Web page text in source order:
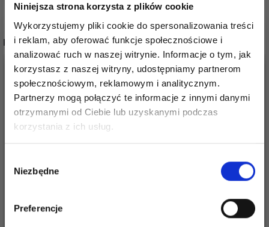
Niniejsza strona korzysta z plików cookie
Wykorzystujemy pliki cookie do spersonalizowania treści
i reklam, aby oferować funkcje społecznościowe i
analizować ruch w naszej witrynie. Informacje o tym, jak
korzystasz z naszej witryny, udostępniamy partnerom
społecznościowym, reklamowym i analitycznym.
Partnerzy mogą połączyć te informacje z innymi danymi
otrzymanymi od Ciebie lub uzyskanymi podczas
korzystania z ich usług.
zgody
Niezbędne
Preferencje
POPULARNE ALTERNATYWY
50%Promocja
HOBBYARTS GUZIKI Z
50%Promocja
HOBBYARTS GUZIKI Z
MASY PERŁOWEJ
Oszczędź nawet do 50%
miłośników włóczek i uzyskaj wyłączny
dostęp do inspirujących wzorów na druty i